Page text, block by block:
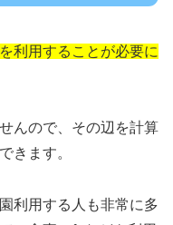
利用することが必要に
んので、その辺を計算
きます。
利用する人も非常に多